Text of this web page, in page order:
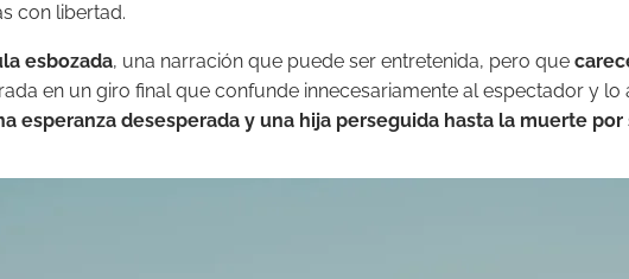
con libertad.
esbozada, una narración que puede ser entretenida, pero que
en un giro final que confunde innecesariamente al espectador y
esperanza desesperada y una hija perseguida hasta la muerte por